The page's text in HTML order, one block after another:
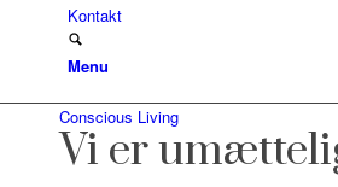
Kontakt
Menu
Conscious Living
Vi er